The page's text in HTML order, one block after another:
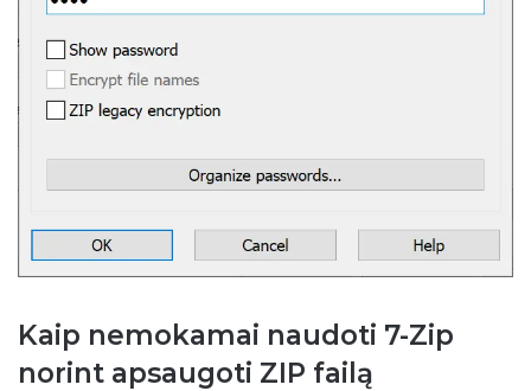
Kaip nemokamai naudoti 7-Zip
norint apsaugoti ZIP failą